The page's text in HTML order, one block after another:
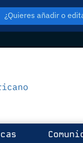
¿Quieres añadir o